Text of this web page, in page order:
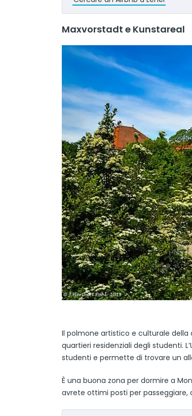
Maxvorstadt e Kunstareal
Il polmone artistico e culturale della
quartieri residenziali degli studenti.
studenti e permette di trovare un
È una buona zona per dormire a
avrete ottimi posti per passeggiare,